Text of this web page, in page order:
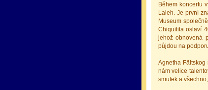
Během koncertu
Laleh. Je první
Museum
Chiquitita oslaví
jehož obnovená
půjdou na
Agnetha
nám velice
smutek a